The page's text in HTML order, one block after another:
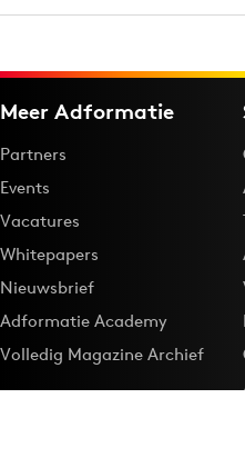
Meer Adformatie
Partners
Events
Vacatures
Whitepapers
Nieuwsbrief
Adformatie Academy
Volledig Magazine Archief